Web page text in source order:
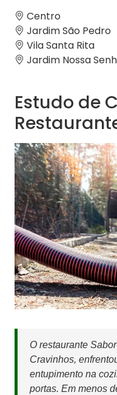
Centro
Jardim São Pedro
Vila Santa Rita
Jardim Nossa
Estudo de
O restaurante
Cravinhos,
entupimento na
portas. Em menos